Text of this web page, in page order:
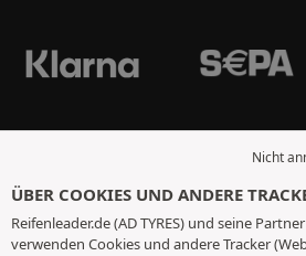
Nicht
ÜBER COOKIES UND ANDERE
Reifenleader.de (AD TYRES) und seine
verwenden Cookies und andere Tracker